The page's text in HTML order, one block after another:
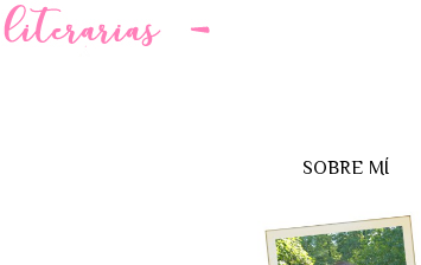
SOBRE MÍ